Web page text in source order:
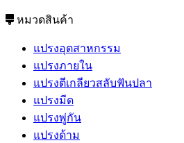
หมวดสินค้า
แปรงอุตสาหกรรม
แปรงภายใน
แปรงตีเกลียวสลับฟันปลา
แปรงมีด
แปรงพู่กัน
แปรงด้าม